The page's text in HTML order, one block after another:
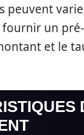
peuvent
un
et le